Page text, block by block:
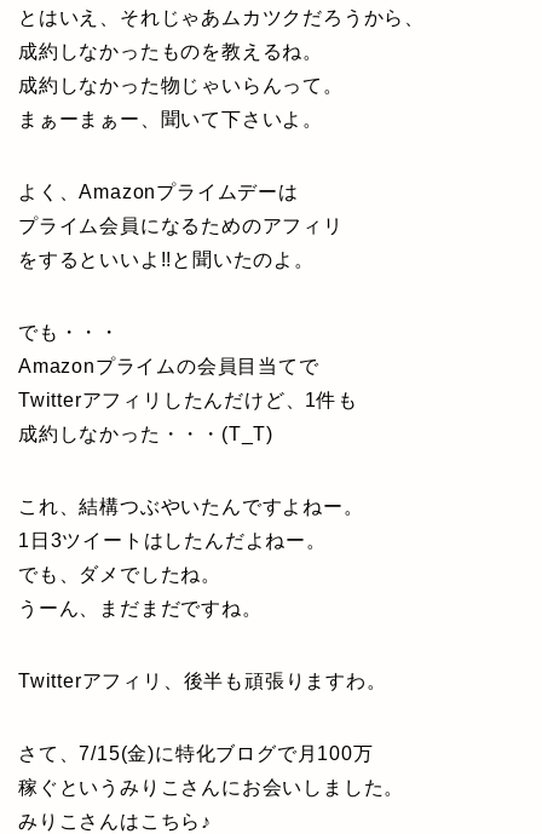
とはいえ、それじゃあムカツクだろうから、
成約しなかったものを教えるね。
成約しなかった物じゃいらんって。
まぁーまぁー、聞いて下さいよ。
よく、Amazonプライムデーは
プライム会員になるためのアフィリ
をするといいよ!!と聞いたのよ。
でも・・・
Amazonプライムの会員目当てで
Twitterアフィリしたんだけど、1件も
成約しなかった・・・(T_T)
これ、結構つぶやいたんですよねー。
1日3ツイートはしたんだよねー。
でも、ダメでしたね。
うーん、まだまだですね。
Twitterアフィリ、後半も頑張りますわ。
さて、7/15(金)に特化ブログで月100万
稼ぐというみりこさんにお会いしました。
みりこさんはこちら♪